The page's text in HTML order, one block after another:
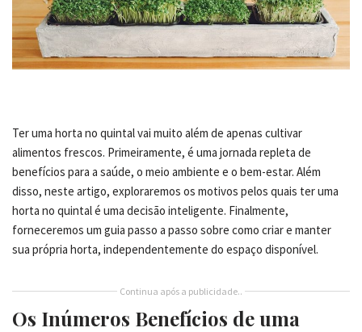
Ter uma horta no quintal vai muito além de apenas cultivar
alimentos frescos. Primeiramente, é uma jornada repleta de
benefícios para a saúde, o meio ambiente e o bem-estar. Além
disso, neste artigo, exploraremos os motivos pelos quais ter uma
horta no quintal é uma decisão inteligente. Finalmente,
forneceremos um guia passo a passo sobre como criar e manter
sua própria horta, independentemente do espaço disponível.
Continua após a publicidade..
Os Inúmeros Benefícios de uma